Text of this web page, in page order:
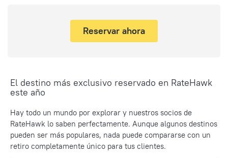
Reservar ahora
El destino más exclusivo reservado en RateHawk
este año
Hay todo un mundo por explorar y nuestros socios de
RateHawk lo saben perfectamente. Aunque algunos destinos
pueden ser más populares, nada puede compararse con un
retiro completamente único para tus clientes.